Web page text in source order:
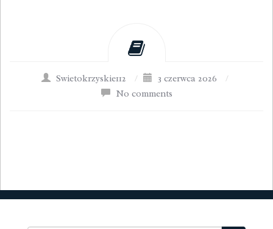
Swietokrzyskie112 / 3 czerwca 2026
/
No comments